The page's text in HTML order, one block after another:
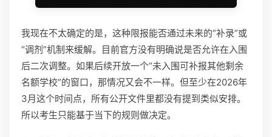
我现在不太确定的是，这种限报能否通过未来的“补录”或
“调剂”机制来缓解。目前官方没有明确说是否允许在入围
后二次调整。如果后续开放一个“未入围可补报其他剩余
名额学校”的窗口，那情况又会不一样。但至少在2026年
3月这个时间点，所有公开文件里都没有提到类似安排。
所以考生只能基于当下的规则做决定。